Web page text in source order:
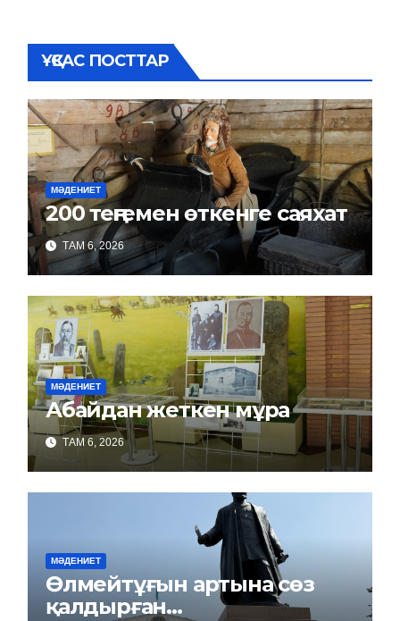
ҰҚСАС ПОСТТАР
МӘДЕНИЕТ
200 теңгемен өткенге саяхат
ТАМ 6, 2026
МӘДЕНИЕТ
Абайдан жеткен мұра
ТАМ 6, 2026
МӘДЕНИЕТ
Өлмейтұғын артына сөз
қалдырған…